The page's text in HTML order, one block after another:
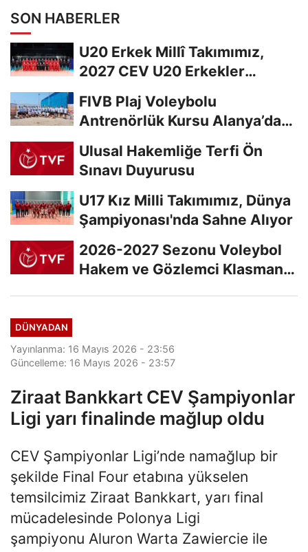
SON HABERLER
U20 Erkek Millî Takımımız,
2027 CEV U20 Erkekler
FIVB Plaj Voleybolu
Antrenörlük Kursu Alanya’da
Ulusal Hakemliğe Terfi Ön
Sınavı Duyurusu
U17 Kız Milli Takımımız, Dünya
Şampiyonası'nda Sahne Alıyor
2026-2027 Sezonu Voleybol
Hakem ve Gözlemci Klasman
DÜNYADAN
Yayınlanma: 16 Mayıs 2026 - 23:56
Güncelleme: 16 Mayıs 2026 - 23:57
Ziraat Bankkart CEV Şampiyonlar
Ligi yarı finalinde mağlup oldu
CEV Şampiyonlar Ligi’nde namağlup bir
şekilde Final Four etabına yükselen
temsilcimiz Ziraat Bankkart, yarı final
mücadelesinde Polonya Ligi
şampiyonu Aluron Warta Zawiercie ile